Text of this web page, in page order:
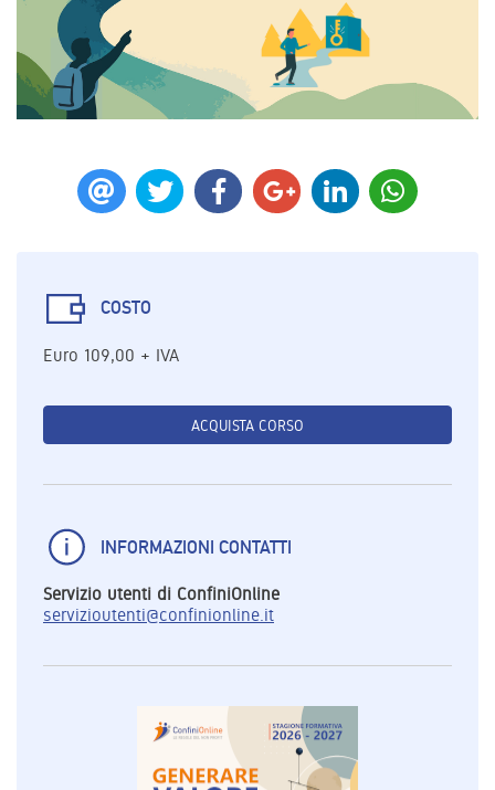
COSTO
Euro 109,00 + IVA
ACQUISTA CORSO
INFORMAZIONI CONTATTI
Servizio utenti di ConfiniOnline
servizioutenti@confinionline.it